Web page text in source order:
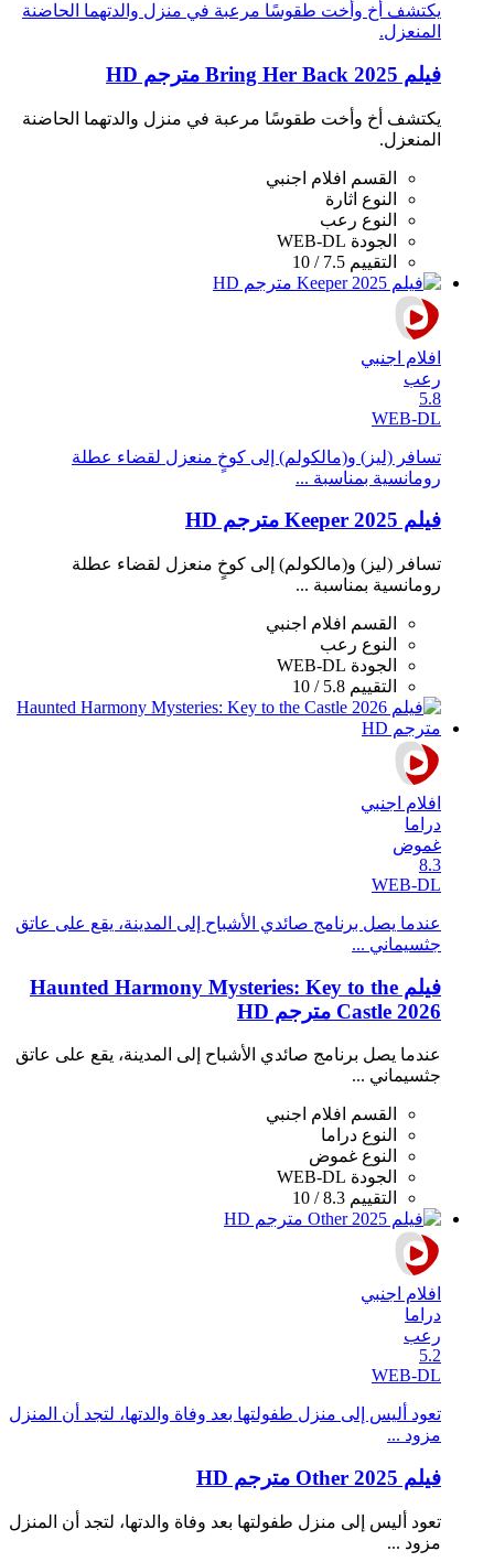
يكتشف أخ وأخت طقوسًا مرعبة في منزل والدتهما الحاضنة
المنعزل.
فيلم Bring Her Back 2025 مترجم HD
يكتشف أخ وأخت طقوسًا مرعبة في منزل والدتهما الحاضنة
المنعزل.
القسم
افلام اجنبي
النوع اثارة
النوع رعب
الجودة WEB-DL
التقييم 7.5 / 10
افلام اجنبي
رعب
5.8
WEB-DL
تسافر (ليز) و(مالكولم) إلى كوخٍ منعزل لقضاء عطلة
رومانسية بمناسبة ...
فيلم Keeper 2025 مترجم HD
تسافر (ليز) و(مالكولم) إلى كوخٍ منعزل لقضاء عطلة
رومانسية بمناسبة ...
القسم
افلام اجنبي
النوع رعب
الجودة WEB-DL
التقييم 5.8 / 10
افلام اجنبي
دراما
غموض
8.3
WEB-DL
عندما يصل برنامج صائدي الأشباح إلى المدينة، يقع على عاتق
جثسيماني ...
فيلم Haunted Harmony Mysteries: Key to the
Castle 2026 مترجم HD
عندما يصل برنامج صائدي الأشباح إلى المدينة، يقع على عاتق
جثسيماني ...
القسم افلام اجنبي
النوع دراما
النوع غموض
الجودة WEB-DL
التقييم 8.3 / 10
افلام اجنبي
دراما
رعب
5.2
WEB-DL
تعود أليس إلى منزل طفولتها بعد وفاة والدتها، لتجد أن المنزل
مزود ...
فيلم Other 2025 مترجم HD
تعود أليس إلى منزل طفولتها بعد وفاة والدتها، لتجد أن المنزل
مزود ...